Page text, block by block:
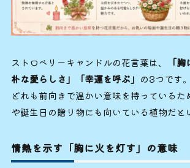
ストロベリーキャンドルの花言葉は、
「
朴な愛らしさ」「幸運を呼ぶ」 の3つです。
どれも前向きで温かい意味を持っているた
や誕生日の贈り物にも向いている植物だと
情熱を示す「胸に火を灯す」の意味